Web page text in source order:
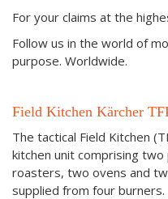
For your claims at the
Follow us in the world of
purpose. Worldwide.
Field Kitchen Kärcher
The tactical Field Kitchen
kitchen unit comprising
roasters, two ovens and
supplied from four